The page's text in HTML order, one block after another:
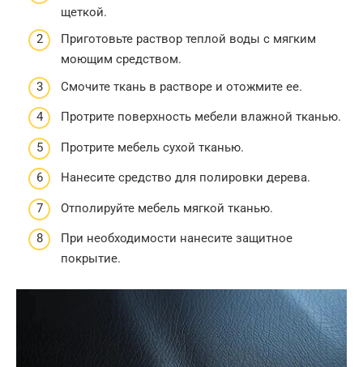
щеткой.
Приготовьте раствор теплой воды с мягким
моющим средством.
Смочите ткань в растворе и отожмите ее.
Протрите поверхность мебели влажной тканью.
Протрите мебель сухой тканью.
Нанесите средство для полировки дерева.
Отполируйте мебель мягкой тканью.
При необходимости нанесите защитное
покрытие.